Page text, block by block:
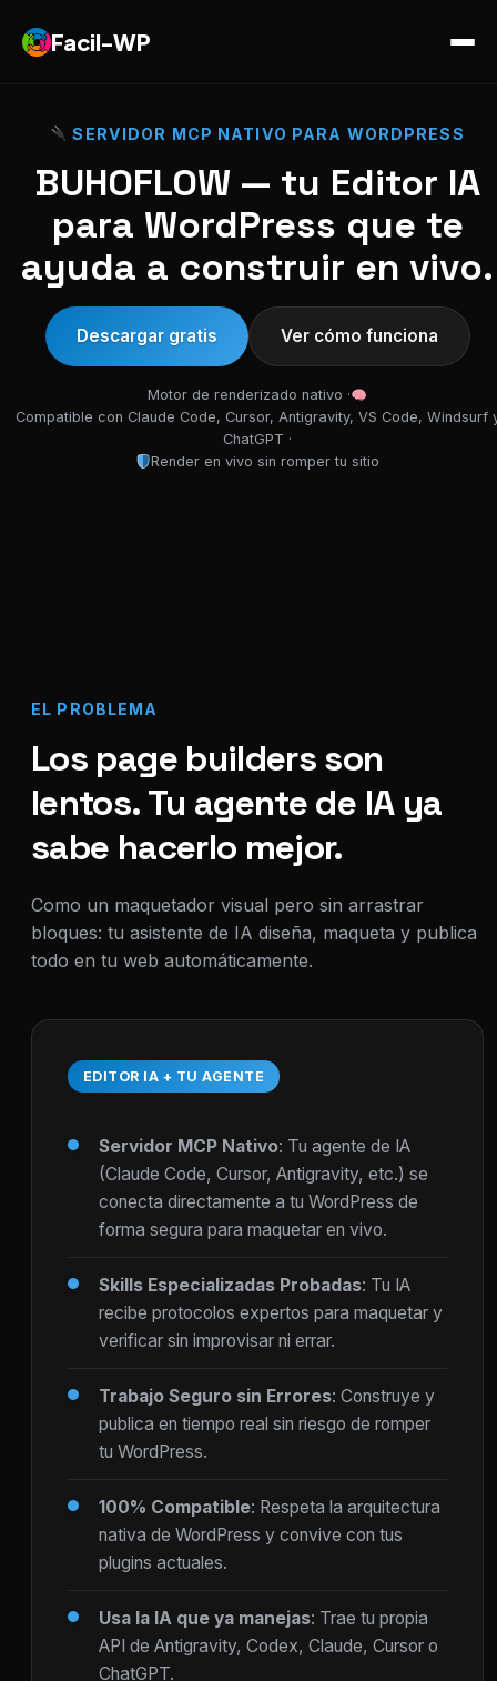
Facil-WP
SERVIDOR MCP NATIVO PARA WORDPRESS
BUHOFLOW — tu Editor IA
para WordPress que te
ayuda a construir en vivo.
Descargar gratis Ver cómo funciona
Motor de renderizado nativo ·
Compatible con Claude Code, Cursor, Antigravity, VS Code, Windsurf
ChatGPT ·
Render en vivo sin romper tu sitio
EL PROBLEMA
Los page builders son
lentos. Tu agente de IA ya
sabe hacerlo mejor.
Como un maquetador visual pero sin arrastrar
bloques: tu asistente de IA diseña, maqueta y publica
todo en tu web automáticamente.
EDITOR IA + TU AGENTE
Servidor MCP Nativo: Tu agente de IA
(Claude Code, Cursor, Antigravity, etc.) se
conecta directamente a tu WordPress de
forma segura para maquetar en vivo.
Skills Especializadas Probadas: Tu IA
recibe protocolos expertos para maquetar y
verificar sin improvisar ni errar.
Trabajo Seguro sin Errores: Construye y
publica en tiempo real sin riesgo de romper
tu WordPress.
100% Compatible: Respeta la arquitectura
nativa de WordPress y convive con tus
plugins actuales.
Usa la IA que ya manejas: Trae tu propia
API de Antigravity, Codex, Claude, Cursor o
ChatGPT.